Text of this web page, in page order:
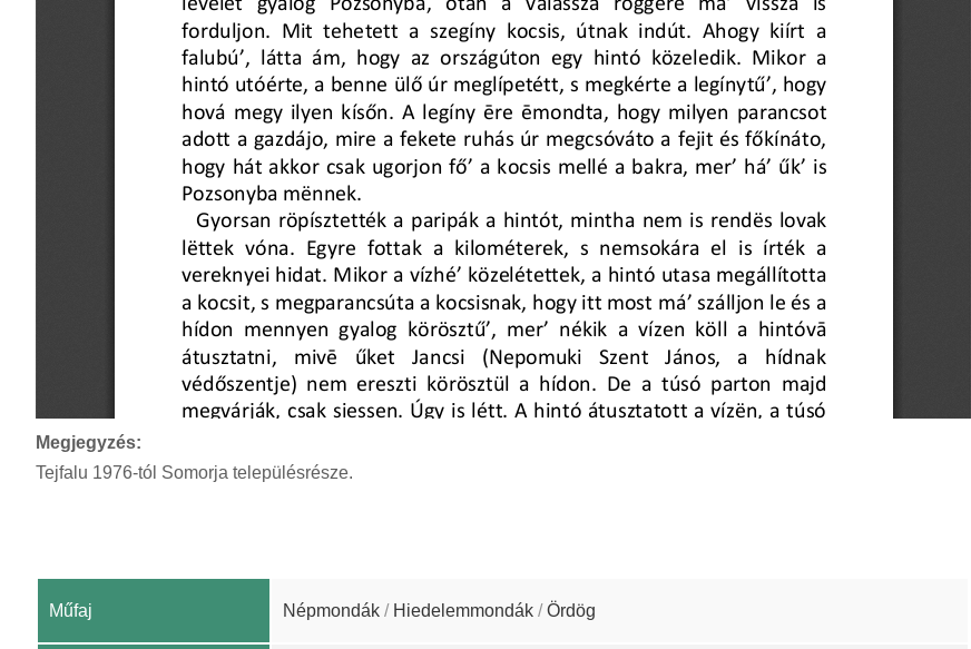
Megjegyzés:
Tejfalu 1976-tól Somorja településrésze.
Műfaj Népmondák / Hiedelemmondák /Ördög